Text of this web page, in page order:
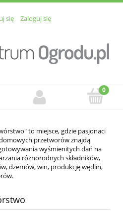
się Zaloguj się
to miejsce, gdzie pasjonaci
przetworów znajdą
wyśmienitych dań na
różnorodnych składników,
dżemów, win, produkcję wędlin,